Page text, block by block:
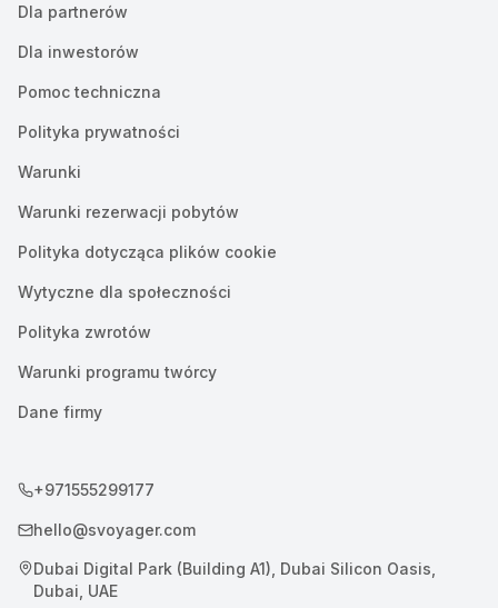
Dla partnerów
Dla inwestorów
Pomoc techniczna
Polityka prywatności
Warunki
Warunki rezerwacji pobytów
Polityka dotycząca plików cookie
Wytyczne dla społeczności
Polityka zwrotów
Warunki programu twórcy
Dane firmy
+971555299177
hello@svoyager.com
Dubai Digital Park (Building A1), Dubai Silicon Oasis,
Dubai, UAE